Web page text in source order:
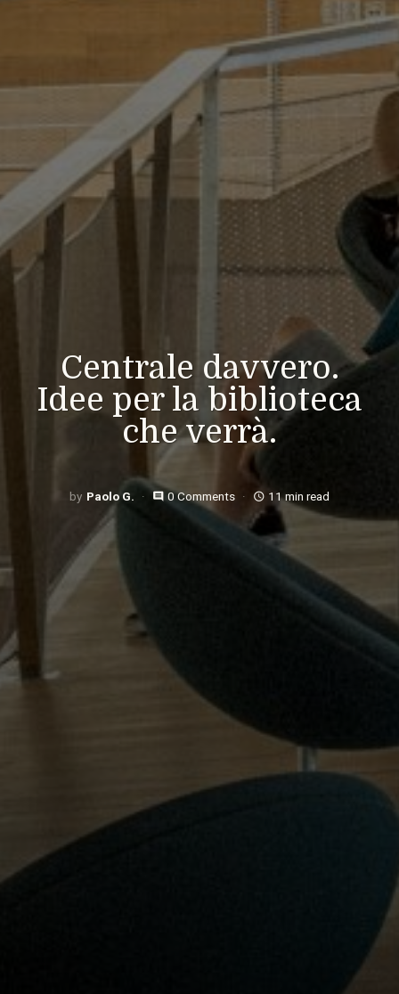
Centrale davvero.
Idee per la biblioteca
che verrà.
Paolo G. comment 0 Comments access_time 11 min read